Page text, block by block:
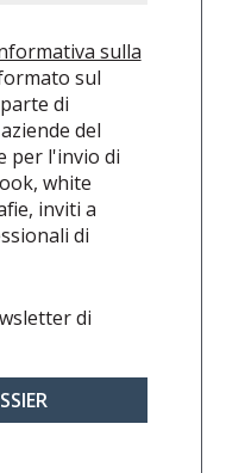
sulla
sul
di
del
per l'invio di
white
inviti a
di
di